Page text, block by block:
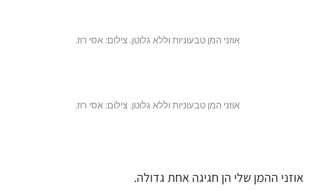
אוזני המן טבעוניות וללא גלוטן. צילום: אסי רוז.
אוזני המן טבעוניות וללא גלוטן. צילום: אסי רוז.
אוזני ההמן שלי הן חגיגה אחת גדולה.